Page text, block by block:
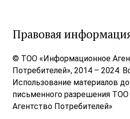
Правовая
© ТОО «Информационное
Потребителей», 2014 – 2024.
Использование материалов
письменного разрешения
Агентство Потребителей»